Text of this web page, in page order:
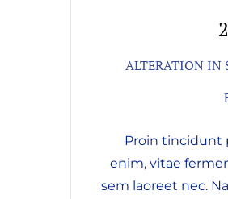
ALTERATION IN
Proin tincidunt
enim, vitae
sem laoreet nec.